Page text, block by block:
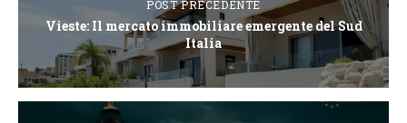
POST PRECEDENTE
Vieste: Il mercato immobiliare emergente del Sud
Italia